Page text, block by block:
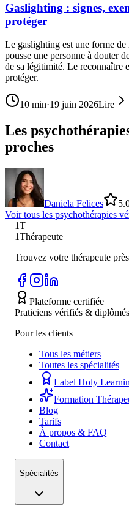
Gaslighting : signes,
protéger
Le gaslighting est une forme
pousse une personne à douter
de sa légitimité. Le reconnaître
protéger.
10 min·19 juin 2026Lire
Les
proches
Daniela Felices
Voir tous les psychothérapies
1T
1Thérapeute
Trouvez votre thérapeute
Plateforme certifiée
Praticiens vérifiés & diplômés
Pour les clients
Tous les métiers
Toutes les spécialités
Label Holy
Formation
Blog
Tarifs
À propos & FAQ
Contact
Spécialités